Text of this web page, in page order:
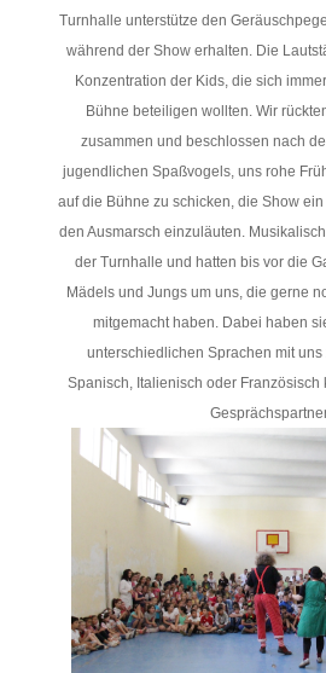
Turnhalle unterstütze den
während der Show erhalten. Die
Konzentration der Kids, die sich
Bühne beteiligen wollten. Wir
zusammen und beschlossen nach
jugendlichen Spaßvogels, uns rohe
auf die Bühne zu schicken, die Show
den Ausmarsch einzuläuten.
der Turnhalle und hatten bis vor die
Mädels und Jungs um uns, die gerne
mitgemacht haben. Dabei haben
unterschiedlichen Sprachen mit
Spanisch, Italienisch oder Französisch